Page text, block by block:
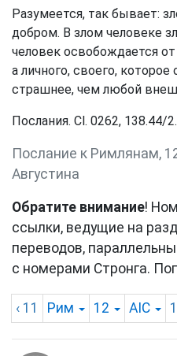
Разумеется, так бывает:
добром. В злом человеке
человек освобождается
а личного, своего,
страшнее, чем любой
Послания. Cl. 0262, 138.44/
Послание к Римлянам,
Августина
Обратите внимание!
ссылки, ведущие на
переводов,
с номерами Стронга.
‹ 11 Рим 12 AIC